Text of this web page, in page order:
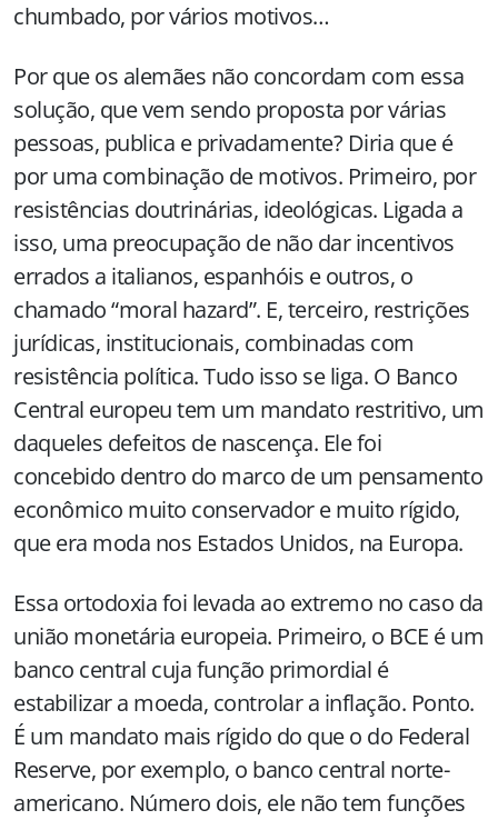
chumbado, por vários motivos…
Por que os alemães não concordam com essa
solução, que vem sendo proposta por várias
pessoas, publica e privadamente? Diria que é
por uma combinação de motivos. Primeiro, por
resistências doutrinárias, ideológicas. Ligada a
isso, uma preocupação de não dar incentivos
errados a italianos, espanhóis e outros, o
chamado “moral hazard”. E, terceiro, restrições
jurídicas, institucionais, combinadas com
resistência política. Tudo isso se liga. O Banco
Central europeu tem um mandato restritivo, um
daqueles defeitos de nascença. Ele foi
concebido dentro do marco de um pensamento
econômico muito conservador e muito rígido,
que era moda nos Estados Unidos, na Europa.
Essa ortodoxia foi levada ao extremo no caso da
união monetária europeia. Primeiro, o BCE é um
banco central cuja função primordial é
estabilizar a moeda, controlar a inflação. Ponto.
É um mandato mais rígido do que o do Federal
Reserve, por exemplo, o banco central norte-
americano. Número dois, ele não tem funções